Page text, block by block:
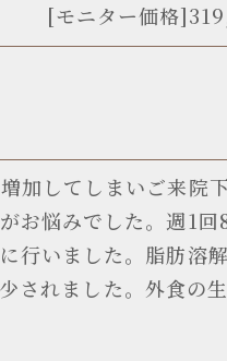
[モニター価格
加してしまいご来
お悩みでした。週1
行いました。脂肪溶
れました。外食の